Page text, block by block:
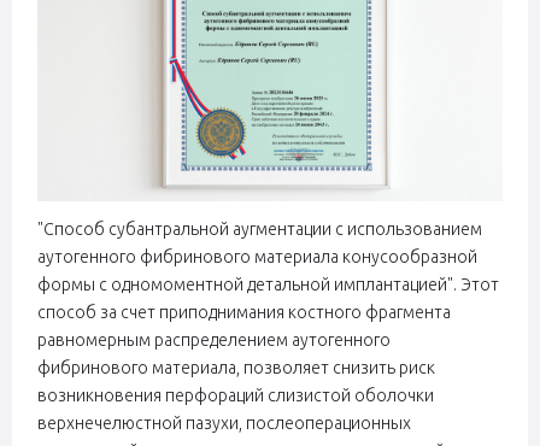
"Способ субантральной аугментации с использованием
аутогенного фибринового материала конусообразной
формы с одномоментной детальной имплантацией". Этот
способ за счет приподнимания костного фрагмента
равномерным распределением аутогенного
фибринового материала, позволяет снизить риск
возникновения перфораций слизистой оболочки
верхнечелюстной пазухи, послеоперационных